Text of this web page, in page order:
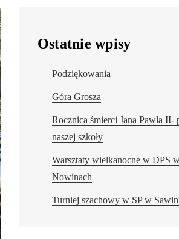
Ostatnie wpisy
Podziękowania
Góra Grosza
Rocznica śmierci Jana Pawła II-
naszej szkoły
Warsztaty wielkanocne w DPS
Nowinach
Turniej szachowy w SP w